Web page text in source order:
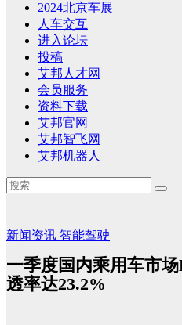
2024北京车展
人车交互
进入论坛
投稿
艾邦人才网
会员服务
资料下载
艾邦官网
艾邦智飞网
艾邦机器人
新闻资讯 智能驾驶
一季度国内乘用车市
透率达23.2%